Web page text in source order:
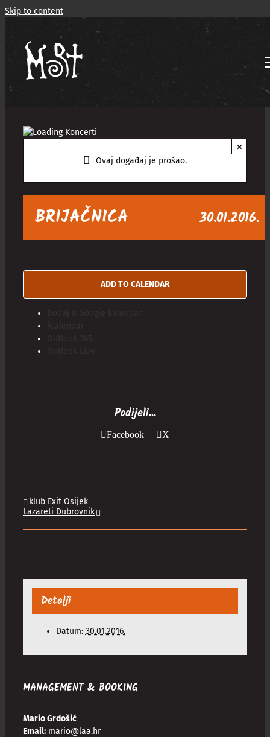
Skip to content
Ovaj događaj je prošao.
×
BRIJAČNICA 30.01.2016.
ADD TO CALENDAR
Podijeli...
Facebook X
klub Exit Osijek
Lazareti Dubrovnik
Detalji
Datum: 30.01.2016.
MANAGEMENT & BOOKING
Mario Grdošić
Email: mario@laa.hr